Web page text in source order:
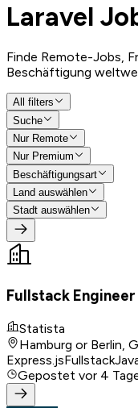
Laravel
Finde Remote-Jobs,
Beschäftigung
All filters
Suche
Nur Remote
Nur Premium
Beschäftigungsart
Land auswählen
Stadt auswählen
Fullstack
Statista
Hamburg or Berlin,
Express.jsFullstack
Gepostet vor 4